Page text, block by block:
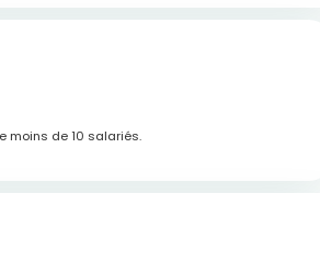
moins de 10 salariés.